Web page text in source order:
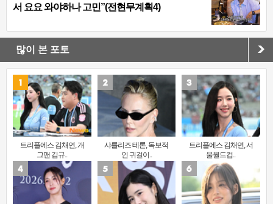
서 요요 와야하나 고민”(전현무계획4)
많이 본 포토
트리플에스 김채연, 개
그맨 김규..
샤를리즈 테론, 독보적
인 귀걸이..
트리플에스 김채연, 서
울월드컵..